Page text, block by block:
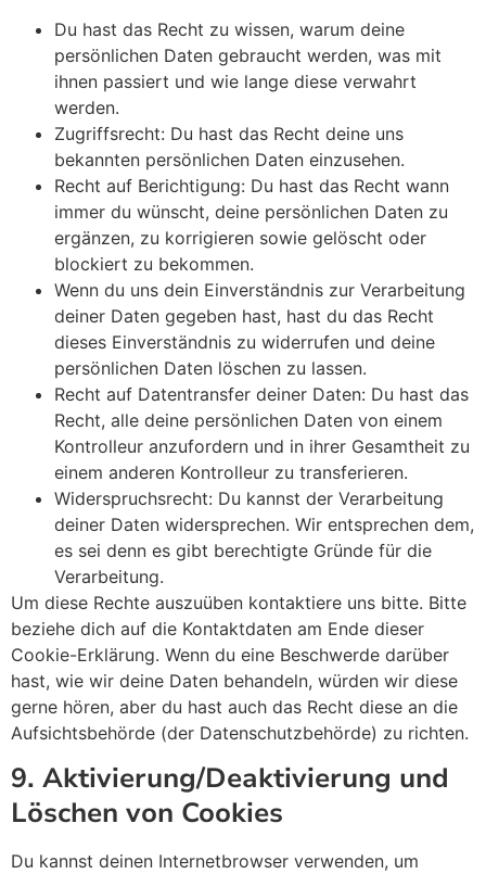
Du hast das Recht zu wissen, warum deine
persönlichen Daten gebraucht werden, was mit
ihnen passiert und wie lange diese verwahrt
werden.
Zugriffsrecht: Du hast das Recht deine uns
bekannten persönlichen Daten einzusehen.
Recht auf Berichtigung: Du hast das Recht wann
immer du wünscht, deine persönlichen Daten zu
ergänzen, zu korrigieren sowie gelöscht oder
blockiert zu bekommen.
Wenn du uns dein Einverständnis zur Verarbeitung
deiner Daten gegeben hast, hast du das Recht
dieses Einverständnis zu widerrufen und deine
persönlichen Daten löschen zu lassen.
Recht auf Datentransfer deiner Daten: Du hast das
Recht, alle deine persönlichen Daten von einem
Kontrolleur anzufordern und in ihrer Gesamtheit zu
einem anderen Kontrolleur zu transferieren.
Widerspruchsrecht: Du kannst der Verarbeitung
deiner Daten widersprechen. Wir entsprechen dem,
es sei denn es gibt berechtigte Gründe für die
Verarbeitung.
Um diese Rechte auszuüben kontaktiere uns bitte. Bitte
beziehe dich auf die Kontaktdaten am Ende dieser
Cookie-Erklärung. Wenn du eine Beschwerde darüber
hast, wie wir deine Daten behandeln, würden wir diese
gerne hören, aber du hast auch das Recht diese an die
Aufsichtsbehörde (der Datenschutzbehörde) zu richten.
9. Aktivierung/Deaktivierung und
Löschen von Cookies
Du kannst deinen Internetbrowser verwenden, um